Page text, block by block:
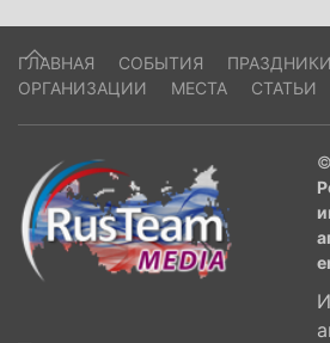
ГЛАВНАЯ СОБЫТИЯ ПРАЗДНИКИ
ОРГАНИЗАЦИИ
МЕСТА СТАТЬИ